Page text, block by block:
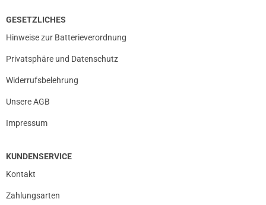
GESETZLICHES
Hinweise zur Batterieverordnung
Privatsphäre und Datenschutz
Widerrufsbelehrung
Unsere AGB
Impressum
KUNDENSERVICE
Kontakt
Zahlungsarten